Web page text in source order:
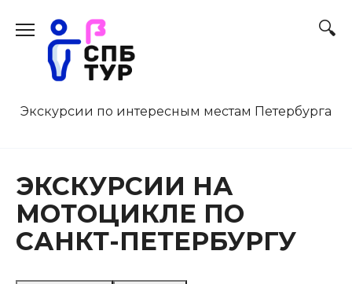
содержанию
Экскурсии по интересным местам Петербурга
ЭКСКУРСИИ НА
МОТОЦИКЛЕ ПО
САНКТ-ПЕТЕРБУРГУ